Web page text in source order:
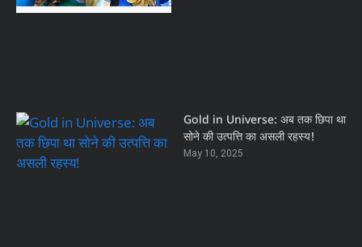
Gold in Universe: अब तक छिपा था
सोने की उत्पत्ति का असली रहस्य!
May 10, 2025